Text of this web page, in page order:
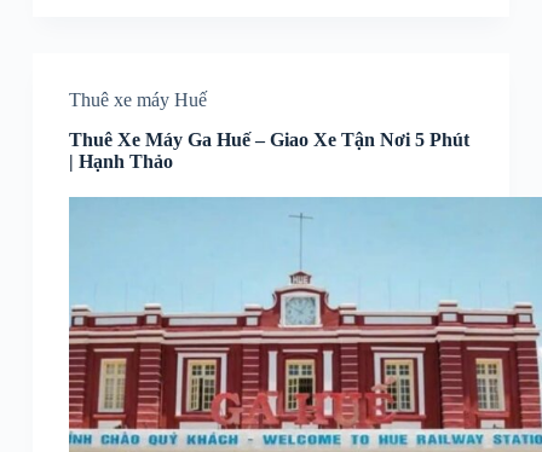
Thuê xe máy Huế
Thuê Xe Máy Ga Huế – Giao Xe Tận Nơi 5 Phút
| Hạnh Thảo